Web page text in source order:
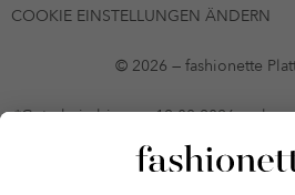
COOKIE EINSTELLUNGEN ÄNDERN
© 2026 — fashionette
*Gutschein bis zum 12.08.2026
fashionette.at/selected-styles
§9 festgelegten